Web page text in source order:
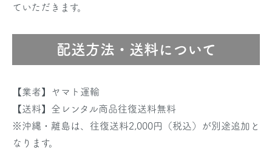
ていただきます。
配送方法・送料について
【業者】ヤマト運輸
【送料】全レンタル商品往復送料無料
※沖縄・離島は、往復送料2,000円（税込）が別途追加と
なります。